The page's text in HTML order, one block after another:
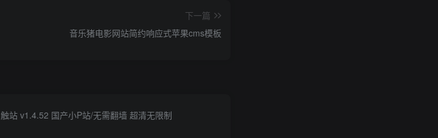
下一篇
音乐猪电影网站简约响应式苹果cms模板
触站 v1.4.52 国产小P站/无需翻墙 超清无限制